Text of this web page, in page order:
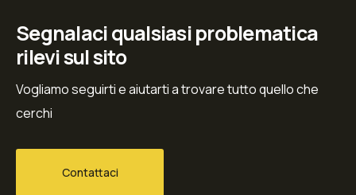
Segnalaci qualsiasi problematica
rilevi sul sito
Vogliamo seguirti e aiutarti a trovare tutto quello che
cerchi
Contattaci